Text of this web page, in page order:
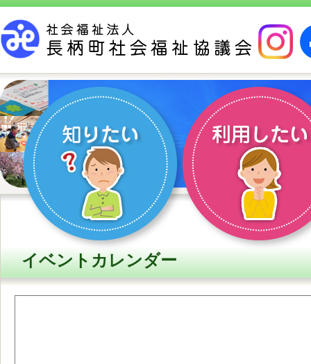
イベントカレンダー